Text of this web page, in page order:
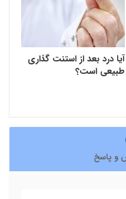
آیا درد بعد از استنت گذاری
طبیعی است؟
و پاسخ